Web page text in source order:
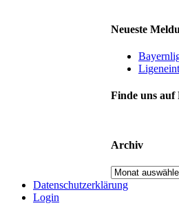
Neueste
Finde uns auf
Archiv
Archiv
Datenschutzerklärung
Login